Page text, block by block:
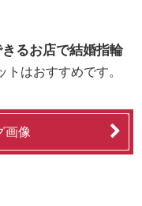
るお店で結婚指輪
はおすすめです。
画像